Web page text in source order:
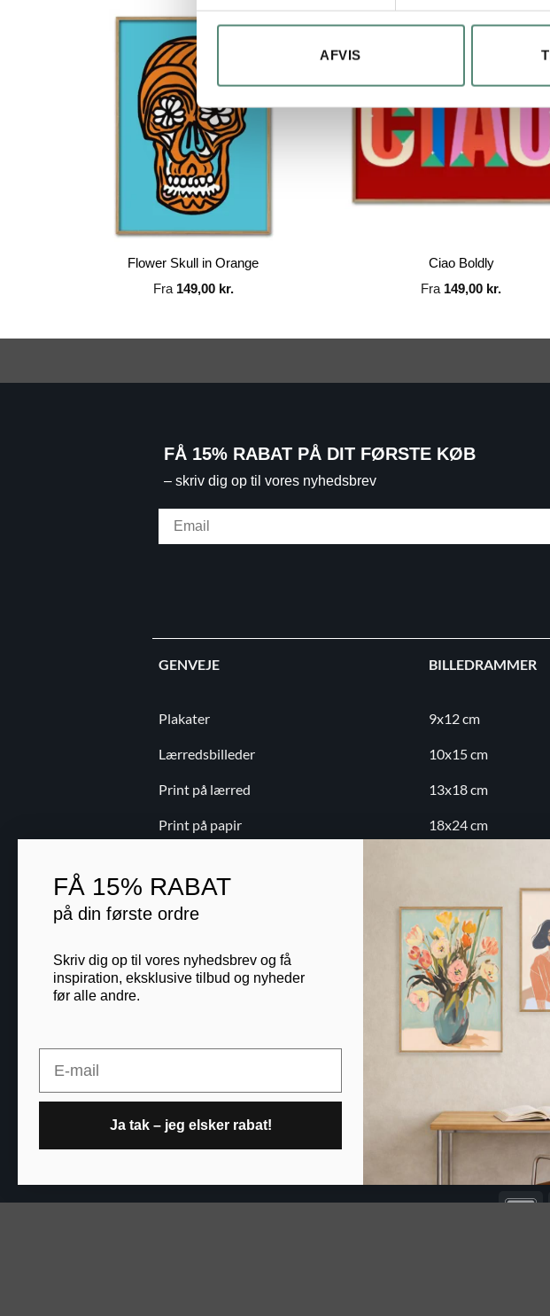
AFVIS
Flower Skull in Orange
Fra 149,00 kr.
Ciao Boldly
Fra 149,00 kr.
FÅ 15% RABAT PÅ DIT FØRSTE KØB
– skriv dig op til vores nyhedsbrev
GENVEJE
Plakater
Lærredsbilleder
Print på lærred
Print på papir
Blog
BILLEDRAMMER
9x12 cm
10x15 cm
13x18 cm
18x24 cm
30x30 cm
Printogrammer.dk · Navervej 21 · 8382 Hinnerup ·
©
FÅ 15% RABAT
på din første ordre
Skriv dig op til vores nyhedsbrev og få
inspiration, eksklusive tilbud og nyheder
før alle andre.
Ja tak – jeg elsker rabat!